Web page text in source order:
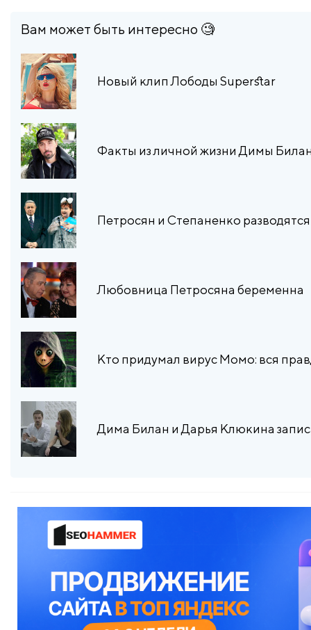
Вам может быть интересно 🧐
Новый клип Лободы Superstar
Факты из личной жизни Димы
Петросян и Степаненко разводятся
Любовница Петросяна беременна
Кто придумал вирус Момо: вся
Дима Билан и Дарья Клюкина